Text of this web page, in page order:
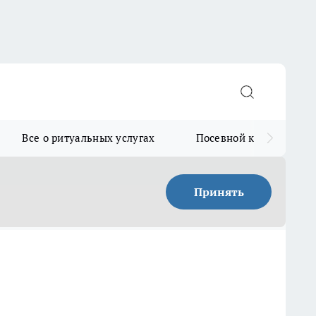
Все о ритуальных услугах Посевной календарь
Принять